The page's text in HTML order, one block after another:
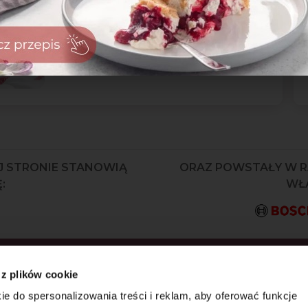
plików cookie
do spersonalizowania treści i reklam, aby oferować funkcje
owoców.🍓 Koniecznie spróbuj
tego pysznego ciasta bez
pieczenia.
STRONIE STANOWIĄ
ORAZ POWSTAŁY W
JAKO PIERWSZY
WYJĄTKOWE